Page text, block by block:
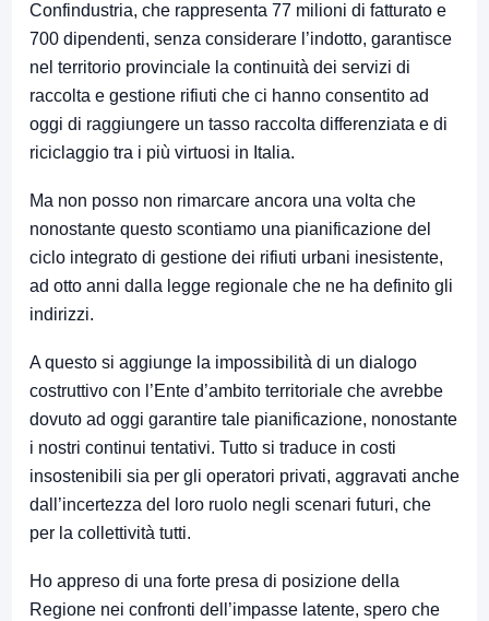
Confindustria, che rappresenta 77 milioni di fatturato e
700 dipendenti, senza considerare l’indotto, garantisce
nel territorio provinciale la continuità dei servizi di
raccolta e gestione rifiuti che ci hanno consentito ad
oggi di raggiungere un tasso raccolta differenziata e di
riciclaggio tra i più virtuosi in Italia.
Ma non posso non rimarcare ancora una volta che
nonostante questo scontiamo una pianificazione del
ciclo integrato di gestione dei rifiuti urbani inesistente,
ad otto anni dalla legge regionale che ne ha definito gli
indirizzi.
A questo si aggiunge la impossibilità di un dialogo
costruttivo con l’Ente d’ambito territoriale che avrebbe
dovuto ad oggi garantire tale pianificazione, nonostante
i nostri continui tentativi. Tutto si traduce in costi
insostenibili sia per gli operatori privati, aggravati anche
dall’incertezza del loro ruolo negli scenari futuri, che
per la collettività tutti.
Ho appreso di una forte presa di posizione della
Regione nei confronti dell’impasse latente, spero che